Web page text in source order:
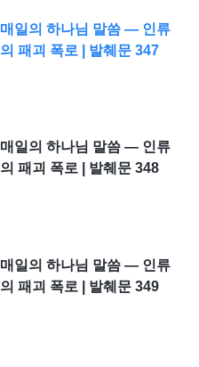
매일의 하나님 말씀 ― 인류
의 패괴 폭로 | 발췌문 347
매일의 하나님 말씀 ― 인류
의 패괴 폭로 | 발췌문 348
매일의 하나님 말씀 ― 인류
의 패괴 폭로 | 발췌문 349